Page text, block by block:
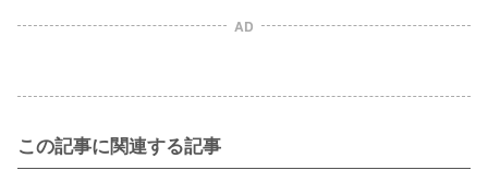
AD
この記事に関連する記事